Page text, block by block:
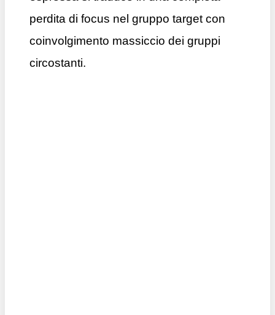
perdita di focus nel gruppo target con
coinvolgimento massiccio dei gruppi
circostanti.